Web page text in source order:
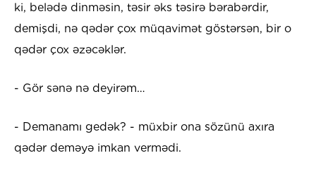
ki, belədə dinməsin, təsir əks təsirə bərabərdir,
demişdi, nə qədər çox müqavimət göstərsən, bir o
qədər çox əzəcəklər.
- Gör sənə nə deyirəm…
- Demanamı gedək? - müxbir ona sözünü axıra
qədər deməyə imkan vermədi.